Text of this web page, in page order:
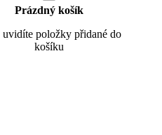
Prázdný košík
uvidíte položky přidané do
košíku